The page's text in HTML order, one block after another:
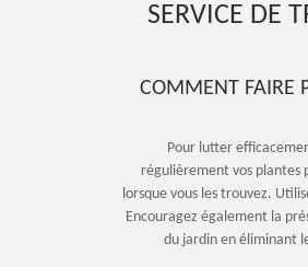
SERVICE DE
COMMENT FAIRE
Pour lutter
régulièrement vos plantes
lorsque vous les trouvez.
Encouragez également la
du jardin en éliminant